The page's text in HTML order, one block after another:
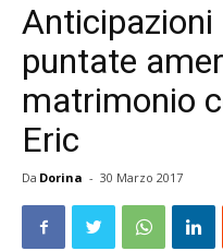
Anticipazioni
puntate
matrimonio
Eric
Da Dorina - 30 Marzo 2017